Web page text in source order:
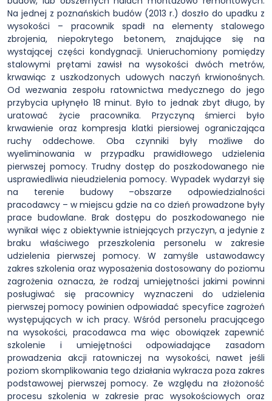
Na jednej z poznańskich budów (2013 r.) doszło do upadku z
wysokości – pracownik spadł na elementy stalowego
zbrojenia, niepokrytego betonem, znajdujące się na
wystającej części kondygnacji. Unieruchomiony pomiędzy
stalowymi prętami zawisł na wysokości dwóch metrów,
krwawiąc z uszkodzonych udowych naczyń krwionośnych.
Od wezwania zespołu ratownictwa medycznego do jego
przybycia upłynęło 18 minut. Było to jednak zbyt długo, by
uratować życie pracownika. Przyczyną śmierci było
krwawienie oraz kompresja klatki piersiowej ograniczająca
ruchy oddechowe. Oba czynniki były możliwe do
wyeliminowania w przypadku prawidłowego udzielenia
pierwszej pomocy. Trudny dostęp do poszkodowanego nie
usprawiedliwia nieudzielenia pomocy. Wypadek wydarzył się
na terenie budowy –obszarze odpowiedzialności
pracodawcy – w miejscu gdzie na co dzień prowadzone były
prace budowlane. Brak dostępu do poszkodowanego nie
wynikał więc z obiektywnie istniejących przyczyn, a jedynie z
braku właściwego przeszkolenia personelu w zakresie
udzielenia pierwszej pomocy. W zamyśle ustawodawcy
zakres szkolenia oraz wyposażenia dostosowany do poziomu
zagrożenia oznacza, że rodzaj umiejętności jakimi powinni
posługiwać się pracownicy wyznaczeni do udzielenia
pierwszej pomocy powinien odpowiadać specyfice zagrożeń
występujących w ich pracy. Wśród personelu pracującego
na wysokości, pracodawca ma więc obowiązek zapewnić
szkolenie i umiejętności odpowiadające zasadom
prowadzenia akcji ratowniczej na wysokości, nawet jeśli
poziom skomplikowania tego działania wykracza poza zakres
podstawowej pierwszej pomocy. Ze względu na złożoność
procesu szkolenia w zakresie prac wysokościowych oraz